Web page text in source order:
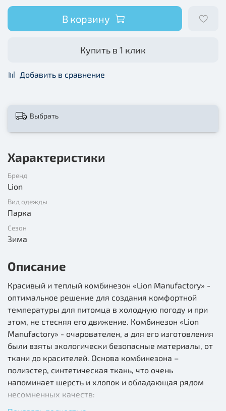
В корзину
Купить в 1 клик
Добавить в сравнение
Выбрать
Характеристики
Бренд
Lion
Вид одежды
Парка
Сезон
Зима
Описание
Красивый и теплый комбинезон «Lion Manufactory» -
оптимальное решение для создания комфортной
температуры для питомца в холодную погоду и при
этом, не стесняя его движение. Комбинезон «Lion
Manufactory» - очарователен, а для его изготовления
были взяты экологически безопасные материалы, от
ткани до красителей. Основа комбинезона –
полиэстер, синтетическая ткань, что очень
напоминает шерсть и хлопок и обладающая рядом
несомненных качеств: